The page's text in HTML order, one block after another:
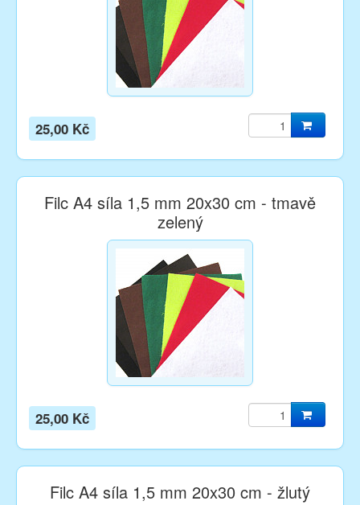
25,00 Kč
Filc A4 síla 1,5 mm 20x30 cm - tmavě
zelený
25,00 Kč
Filc A4 síla 1,5 mm 20x30 cm - žlutý